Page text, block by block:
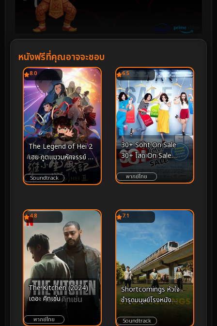
หนังฟรีที่คุณอาจจะชอบ
8.0
The Legend of Hei 2
เฮย ภูตแมวมหัศจรรย์ 2
(2025)
Soundtrack
6.5
30+ Soht On Sale
30+ โสด On Sale
(2011)
พากย์ไทย
4.8
The Kitchen (2024)
เดอะ คิทเช่น
พากย์ไทย
7.1
Shortcomings หัวใจ
ชำรุดมนุษย์โรงหนัง
(2023)
Soundtrack